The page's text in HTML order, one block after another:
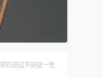
仍旧过不好这一生